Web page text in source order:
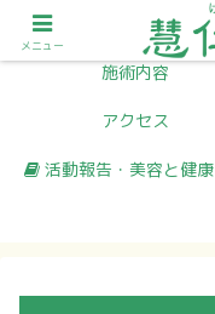
初めての方へ
施術内容
アクセス
活動報告・美容と健康コラム
メニュー